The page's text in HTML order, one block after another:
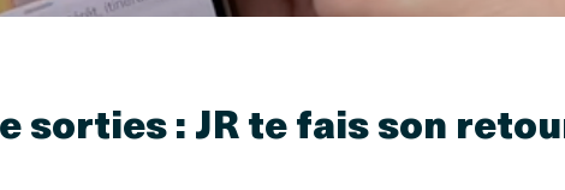
sorties : JR te fais son